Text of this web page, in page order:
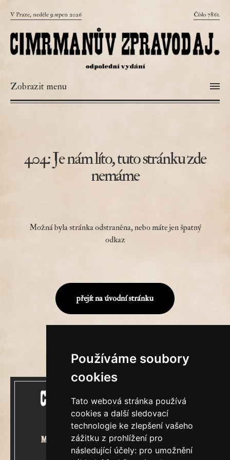
Používáme soubory
cookies
Tato webová stránka používá
cookies a další sledovací
technologie ke zlepšení vašeho
zážitku z prohlížení pro
následující účely: pro umožnění
V Praze, neděle 9.srpen 2026 Číslo 7861.
Zobrazit menu
404: Je nám líto, tuto stránku zde
nemáme
Možná byla stránka odstraněna, nebo máte jen špatný
odkaz
přejít na úvodní stránku
Mecenášem Cimrmanova Zpravodaje
je společnost